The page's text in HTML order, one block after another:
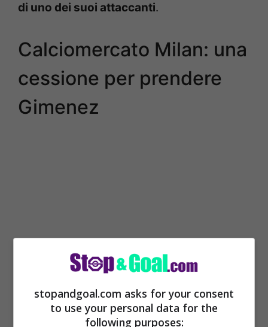
di uno dei suoi attaccanti.
Calciomercato Milan: una
cessione per prendere
Gimenez
Possibile colpo di scena quindi in casa
Gimenezche può vestire la
stopandgoal.com asks for your consent
to use your personal data for the
following purposes: